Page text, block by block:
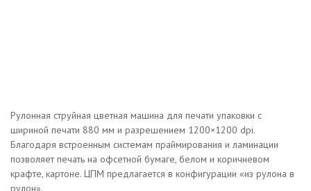
Рулонная струйная цветная машина для печати упаковки с
шириной печати 880 мм и разрешением 1200×1200 dpi.
Благодаря встроенным системам праймирования и ламинации
позволяет печать на офсетной бумаге, белом и коричневом
крафте, картоне. ЦПМ предлагается в конфигурации «из рулона в